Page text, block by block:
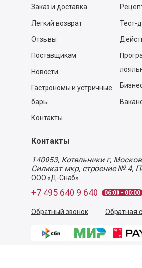
Заказ и доставка
Легкий возврат
Отзывы
Поставщикам
Новости
Гастрономы и устричные
бары
Контакты
Тест-
Контакты
140053, Котельники г,
Силикат мкр, строение № 4,
ООО «Д-Снаб»
+7 495 640 9 640 06:00 - 00:00
Обратный звонок Обратная